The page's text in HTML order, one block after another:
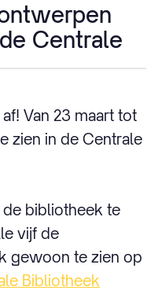
Centrale
Van 23 maart tot
zien in de Centrale
de bibliotheek te
vijf de
gewoon te zien op
Bibliotheek